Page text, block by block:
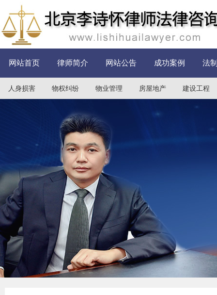
网站首页 律师简介 网站公告 成功案例 法
人身损害 物权纠纷 物业管理 房屋地产 建设工程